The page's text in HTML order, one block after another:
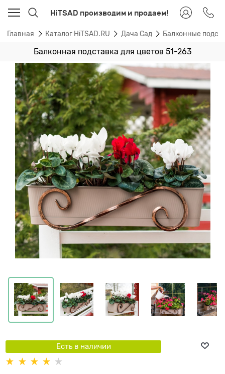
HiTSAD производим и продаем!
Главная Каталог HiTSAD.RU Дача Сад Балконные
Балконная подставка для цветов 51-263
Есть в наличии